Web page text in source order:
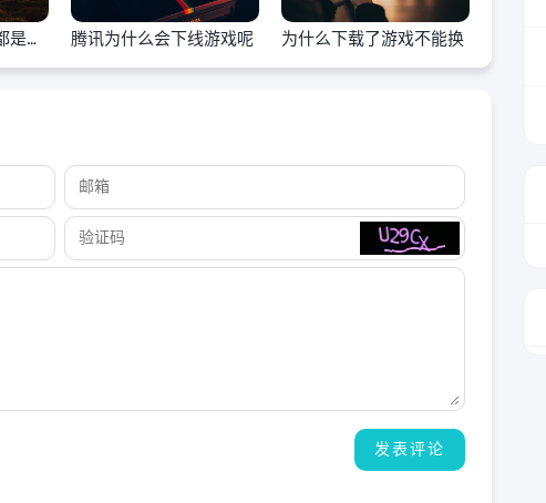
是乱 腾讯为什么会下线游戏呢 为什么下载了游戏不能换